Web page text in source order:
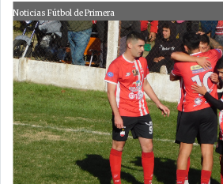
Noticias Fútbol de Primera